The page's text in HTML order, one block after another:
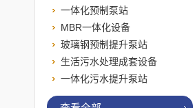
一体化预制泵站
MBR一体化设备
玻璃钢预制提升泵站
生活污水处理成套设备
一体化污水提升泵站